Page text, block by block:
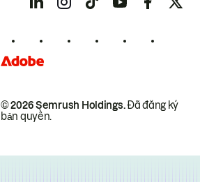
© 2026 Semrush Holdings.Đã đăng ký
bản quyền.